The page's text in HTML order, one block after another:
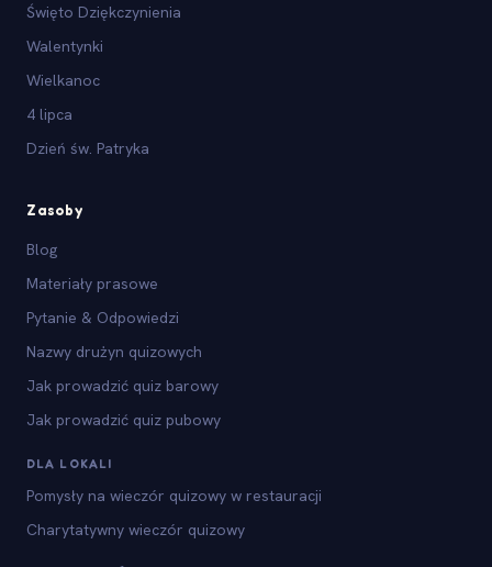
Święto Dziękczynienia
Walentynki
Wielkanoc
4 lipca
Dzień św. Patryka
Zasoby
Blog
Materiały prasowe
Pytanie & Odpowiedzi
Nazwy drużyn quizowych
Jak prowadzić quiz barowy
Jak prowadzić quiz pubowy
DLA LOKALI
Pomysły na wieczór quizowy w restauracji
Charytatywny wieczór quizowy